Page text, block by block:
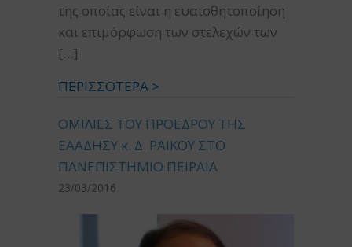
της οποίας είναι η ευαισθητοποίηση
και επιμόρφωση των στελεχών των
[…]
ΠΕΡΙΣΣΟΤΕΡΑ >
ΟΜΙΛΙΕΣ ΤΟΥ ΠΡΟΕΔΡΟΥ ΤΗΣ
ΕΑΑΔΗΣΥ κ. Δ. ΡΑΙΚΟΥ ΣΤΟ
ΠΑΝΕΠΙΣΤΗΜΙΟ ΠΕΙΡΑΙΑ
23/03/2016